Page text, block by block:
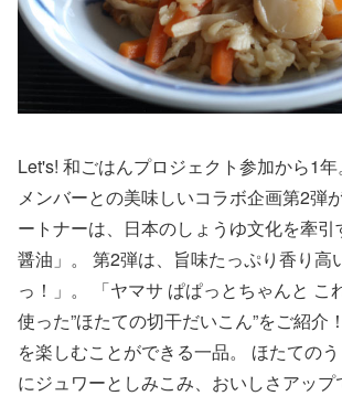
Let's! 和ごはんプロジェクト参加から1年
メンバーとの美味しいコラボ企画第2弾
ートナーは、日本のしょうゆ文化を牽
醤油」。 第2弾は、旨味たっぷり香り高
っ！」。 「ヤマサ ぱぱっとちゃんと こ
使った”ほたての切干だいこん”をご紹介
を楽しむことができる一品。 ほたての
にジュワーとしみこみ、おいしさアップ